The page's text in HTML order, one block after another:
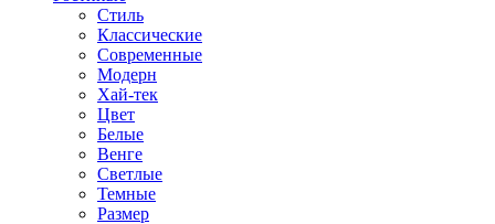
Стиль
Классические
Современные
Модерн
Хай-тек
Цвет
Белые
Венге
Светлые
Темные
Размер